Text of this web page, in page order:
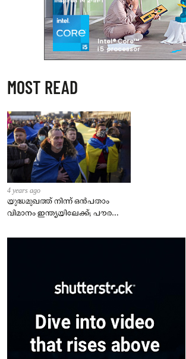
MOST READ
4 years ago
യുദ്ധമുഖത്ത് നിന്ന് ഒൻപതാം
വിമാനം ഇന്ത്യയിലേക്ക്; പൗരന്മാർ
– കേന്ദ്രം